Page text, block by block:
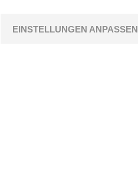
EINSTELLUNGEN ANPASSEN